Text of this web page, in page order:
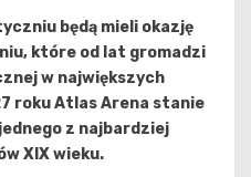
będą mieli okazję
które od lat gromadzi
w największych
roku Atlas Arena stanie
z najbardziej
XIX wieku.